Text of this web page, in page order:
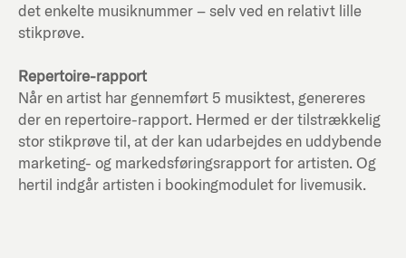
det enkelte musiknummer – selv ved en relativt lille
stikprøve.
Repertoire-rapport
Når en artist har gennemført 5 musiktest, genereres
der en repertoire-rapport. Hermed er der tilstrækkelig
stor stikprøve til, at der kan udarbejdes en uddybende
marketing- og markedsføringsrapport for artisten. Og
hertil indgår artisten i bookingmodulet for livemusik.